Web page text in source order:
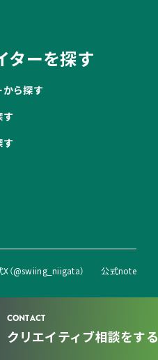
CONTACT
クリエイティブ相談をする
ターを探す
から探す
す
す
X（@swiing_niigata） 公式note